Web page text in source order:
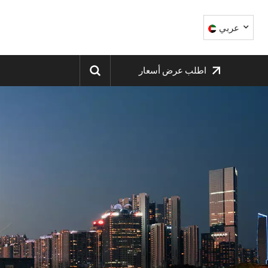
عربي
English
اطلب عرض أسعار